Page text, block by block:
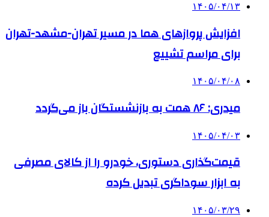
۱۴۰۵/۰۴/۱۳
افزایش پروازهای هما در مسیر تهران-مشهد-تهران
برای مراسم تشییع
۱۴۰۵/۰۴/۰۸
میدری: ۸۶ همت به بازنشستگان باز می‌گردد
۱۴۰۵/۰۴/۰۳
قیمت‌گذاری دستوری، خودرو را از کالای مصرفی
به ابزار سوداگری تبدیل کرده
۱۴۰۵/۰۳/۲۹